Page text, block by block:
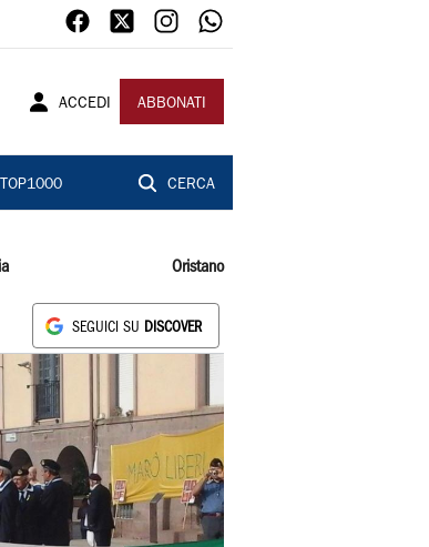
ACCEDI ABBONATI
CERCA
Oristano
SEGUICI SU DISCOVER